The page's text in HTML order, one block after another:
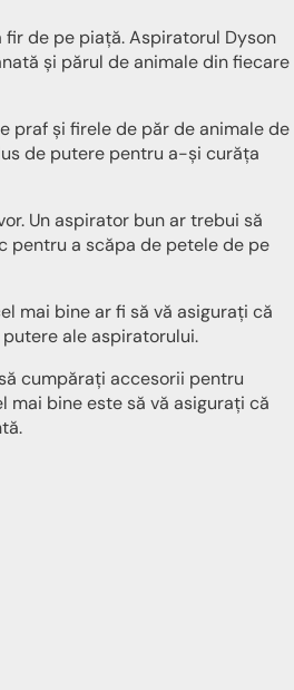
de pe piață. Aspiratorul Dyson
și părul de animale din fiecare
praf și firele de păr de animale de
de putere pentru a-și curăța
Un aspirator bun ar trebui să
pentru a scăpa de petele de pe
mai bine ar fi să vă asigurați că
ale aspiratorului.
cumpărați accesorii pentru
mai bine este să vă asigurați că